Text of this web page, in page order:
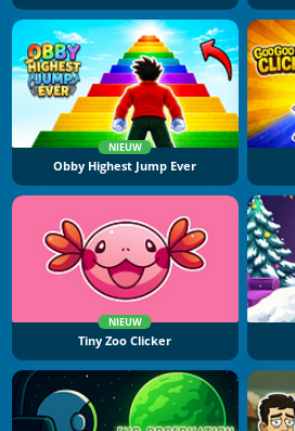
NIEUW
Obby Highest Jump Ever
NIEUW
Tiny Zoo Clicker